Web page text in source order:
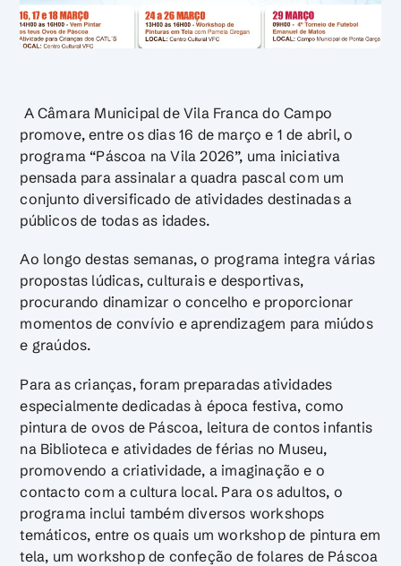
A Câmara Municipal de Vila Franca do Campo
promove, entre os dias 16 de março e 1 de abril, o
programa “Páscoa na Vila 2026”, uma iniciativa
pensada para assinalar a quadra pascal com um
conjunto diversificado de atividades destinadas a
públicos de todas as idades.
Ao longo destas semanas, o programa integra várias
propostas lúdicas, culturais e desportivas,
procurando dinamizar o concelho e proporcionar
momentos de convívio e aprendizagem para miúdos
e graúdos.
Para as crianças, foram preparadas atividades
especialmente dedicadas à época festiva, como
pintura de ovos de Páscoa, leitura de contos infantis
na Biblioteca e atividades de férias no Museu,
promovendo a criatividade, a imaginação e o
contacto com a cultura local. Para os adultos, o
programa inclui também diversos workshops
temáticos, entre os quais um workshop de pintura em
tela, um workshop de confeção de folares de Páscoa